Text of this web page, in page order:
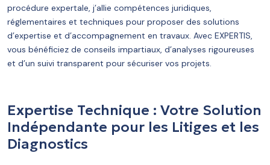
procédure expertale, j’allie compétences juridiques,
réglementaires et techniques pour proposer des solutions
d’expertise et d’accompagnement en travaux. Avec EXPERTIS,
vous bénéficiez de conseils impartiaux, d’analyses rigoureuses
et d’un suivi transparent pour sécuriser vos projets.
Expertise Technique : Votre Solution
Indépendante pour les Litiges et les
Diagnostics